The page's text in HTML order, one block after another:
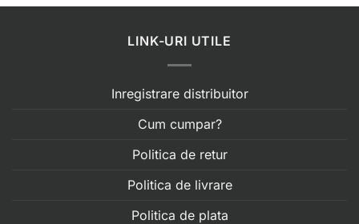
LINK-URI UTILE
Inregistrare distribuitor
Cum cumpar?
Politica de retur
Politica de livrare
Politica de plata